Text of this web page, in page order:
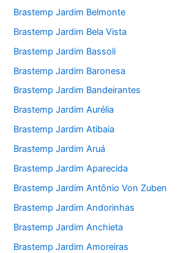
Brastemp Jardim Belmonte
Brastemp Jardim Bela Vista
Brastemp Jardim Bassoli
Brastemp Jardim Baronesa
Brastemp Jardim Bandeirantes
Brastemp Jardim Aurélia
Brastemp Jardim Atibaia
Brastemp Jardim Aruá
Brastemp Jardim Aparecida
Brastemp Jardim Antônio Von Zuben
Brastemp Jardim Andorinhas
Brastemp Jardim Anchieta
Brastemp Jardim Amoreiras